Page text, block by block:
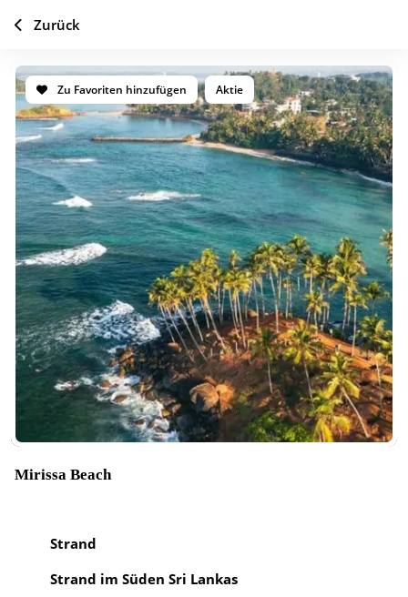
Zu Favoriten hinzufügen Aktie
Mirissa Beach
Strand
Strand im Süden Sri Lankas
Zurück